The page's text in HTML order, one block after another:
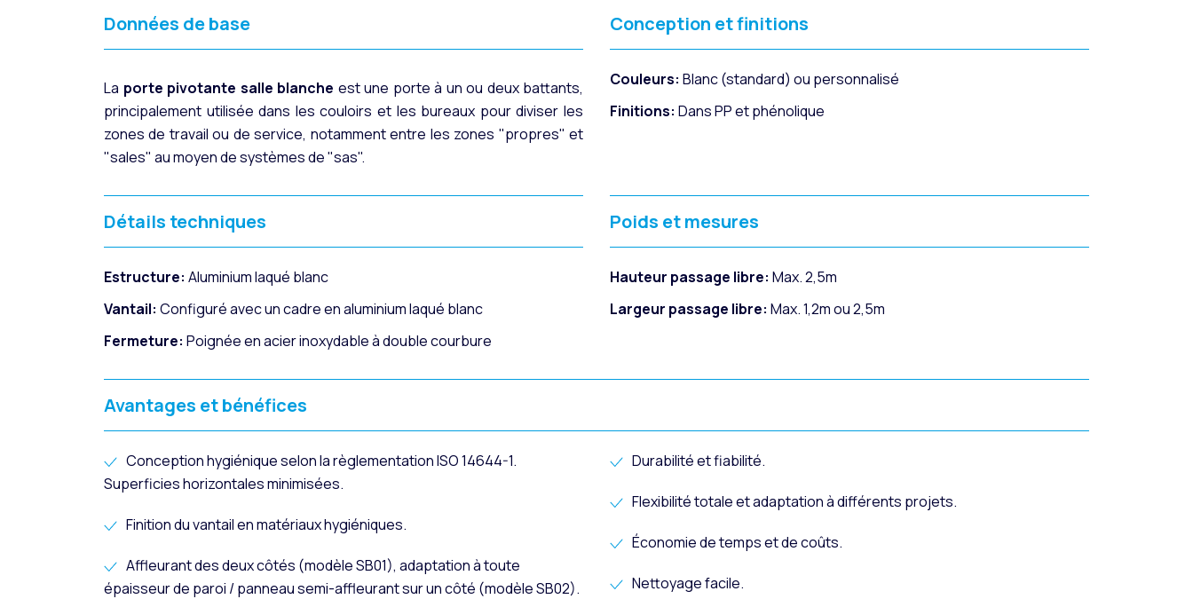
Données de base
La porte pivotante salle blanche est une porte à un ou deux battants,
principalement utilisée dans les couloirs et les bureaux pour diviser les
zones de travail ou de service, notamment entre les zones "propres" et
"sales" au moyen de systèmes de "sas".
Conception et finitions
Couleurs: Blanc (standard) ou personnalisé
Finitions: Dans PP et phénolique
Détails techniques
Estructure: Aluminium laqué blanc
Vantail: Configuré avec un cadre en aluminium laqué blanc
Fermeture: Poignée en acier inoxydable à double courbure
Poids et mesures
Hauteur passage libre: Max. 2,5m
Largeur passage libre: Max. 1,2m ou 2,5m
Avantages et bénéfices
Conception hygiénique selon la règlementation ISO 14644-1.
Superficies horizontales minimisées.
Finition du vantail en matériaux hygiéniques.
Affleurant des deux côtés (modèle SB01), adaptation à toute
épaisseur de paroi / panneau semi-affleurant sur un côté (modèle SB02).
Durabilité et fiabilité.
Flexibilité totale et adaptation à différents projets.
Économie de temps et de coûts.
Nettoyage facile.